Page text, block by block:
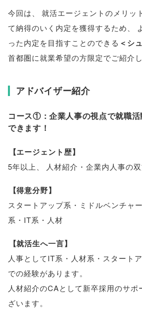
今回は、
就活エージェントのメリッ
て納得のいく内定を獲得するため、
った内定を目指すことのできる ＜シ
首都圏に就業希望の方限定でご紹介
アドバイザー紹介
コース①：企業人事の視点で就職活
できます！
【エージェント歴】
5年以上 人材紹介・企業内人事の
【得意分野】
スタートアップ系・ミドルベンチャ
系・IT系・人材
【就活生へ一言】
人事としてIT系・人材系・スタート
での経験があります。
人材紹介のCAとして新卒採用のサポ
ざいます。